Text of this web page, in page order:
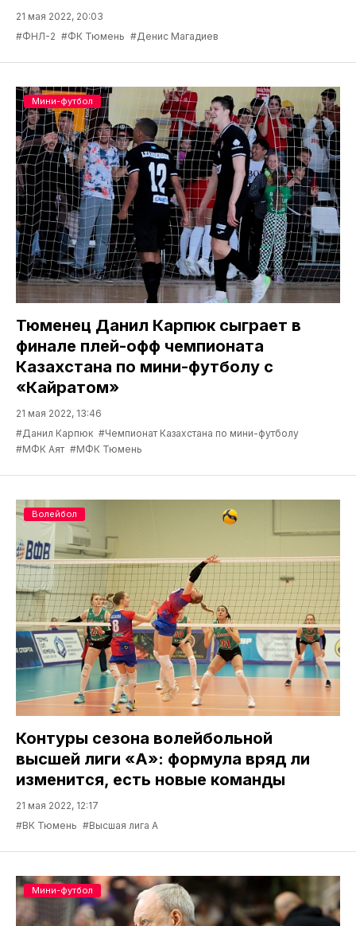
21 мая 2022, 20:03
#ФНЛ-2 #ФК Тюмень #Денис Магадиев
Тюменец Данил Карпюк сыграет в
финале плей-офф чемпионата
Казахстана по мини-футболу с
«Кайратом»
21 мая 2022, 13:46
#Данил Карпюк #Чемпионат Казахстана по мини-футболу
#МФК Аят #МФК Тюмень
Мини-футбол
Контуры сезона волейбольной
высшей лиги «А»: формула вряд ли
изменится, есть новые команды
21 мая 2022, 12:17
#ВК Тюмень #Высшая лига А
Волейбол
Мини-футбол